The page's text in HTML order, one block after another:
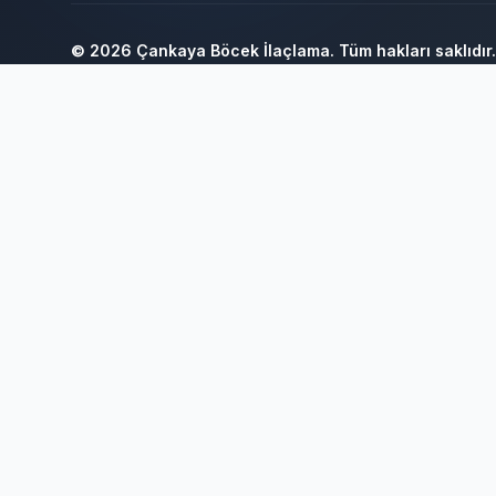
© 2026 Çankaya Böcek İlaçlama. Tüm hakları saklıdır.